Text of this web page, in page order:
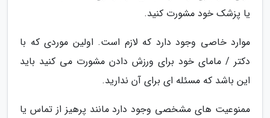
یا پزشک خود مشورت کنید.
موارد خاصی وجود دارد که لازم است. اولین موردی که با
دکتر / مامای خود برای ورزش دادن مشورت می کنید باید
این باشد که مسئله ای برای آن ندارید.
ممنوعیت های مشخصی وجود دارد مانند پرهیز از تماس یا